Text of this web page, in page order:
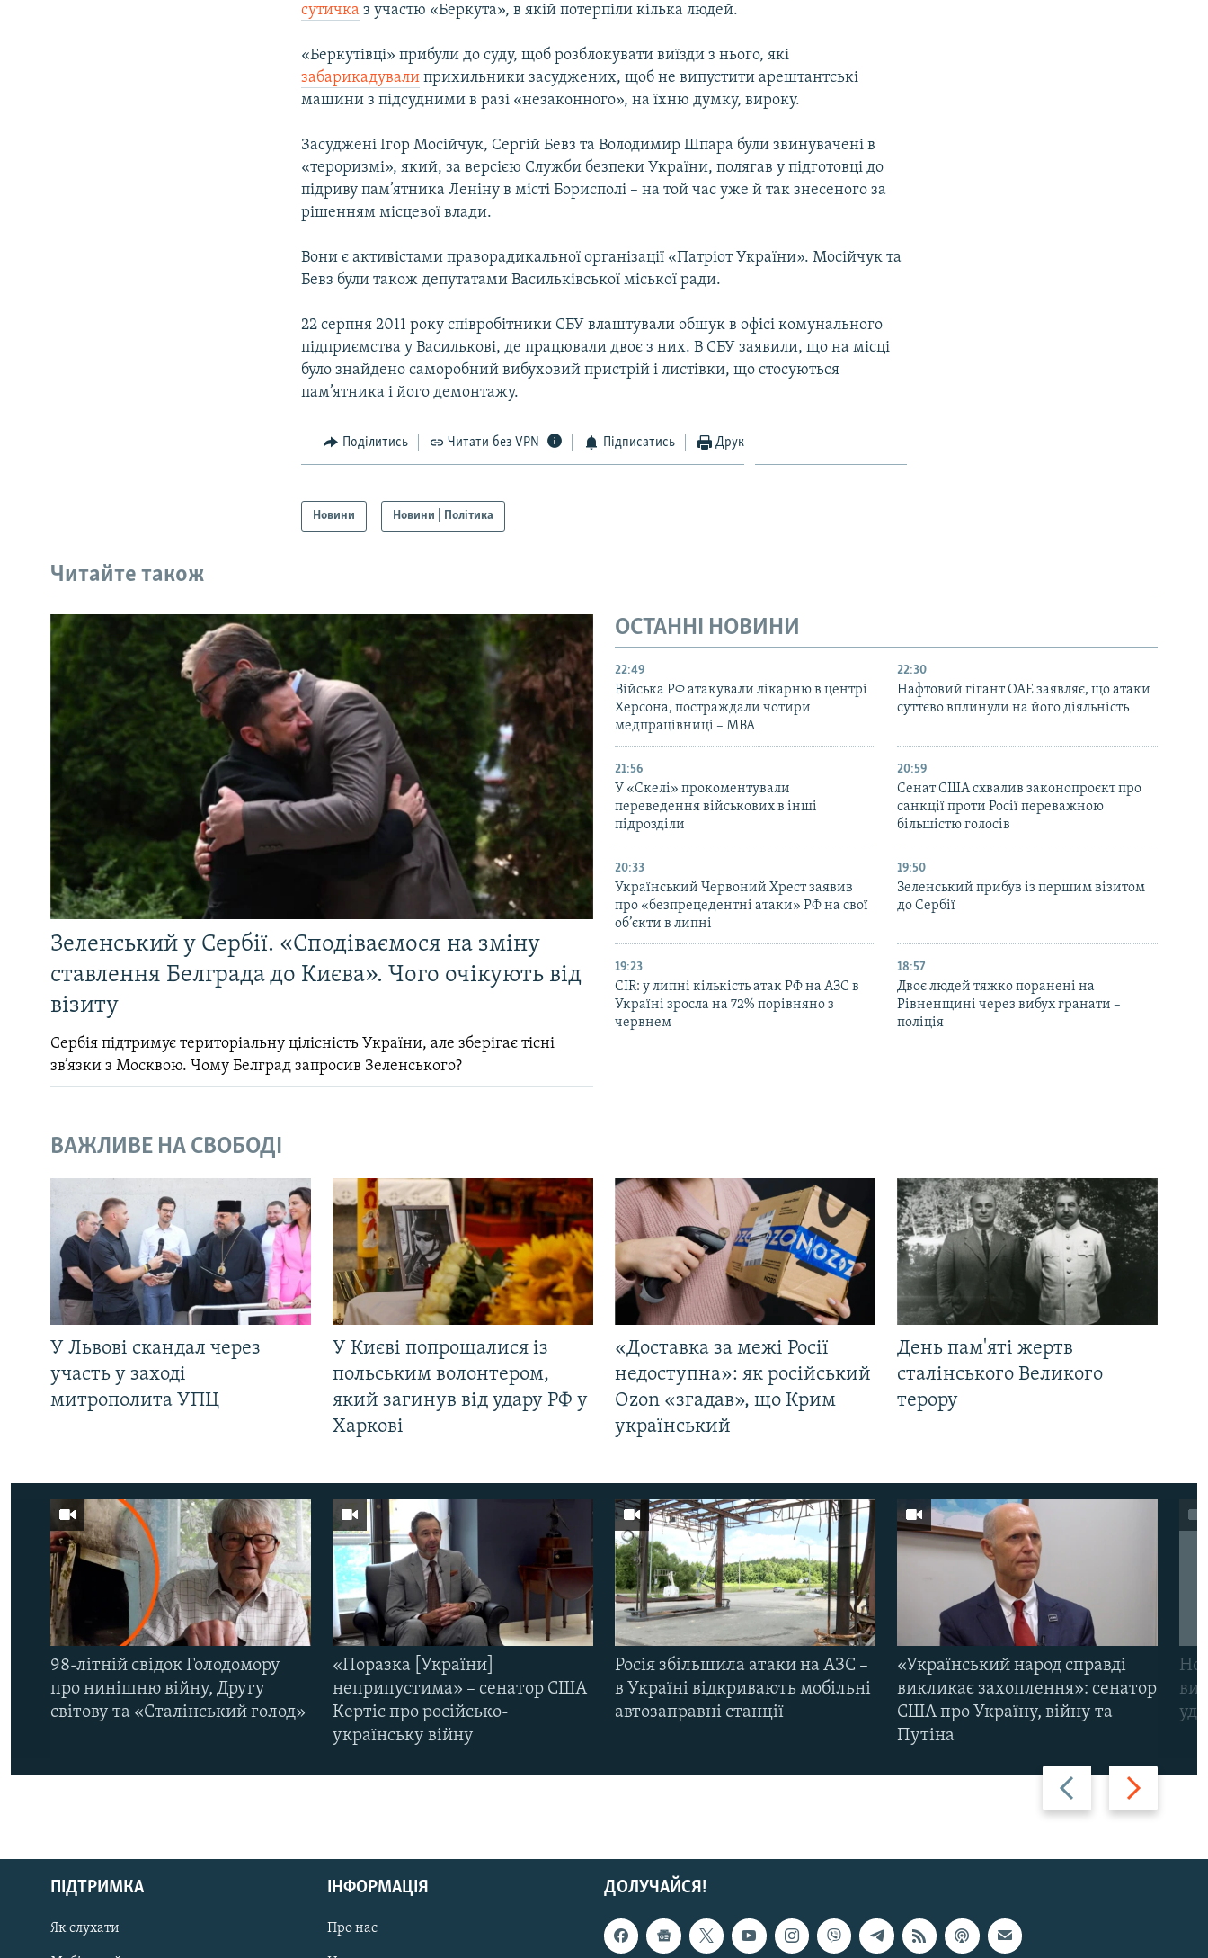
РУС
сутичка з участю «Беркута», в якій потерпіли кілька людей.
«Беркутівці» прибули до суду, щоб розблокувати виїзди з нього, які
забарикадували прихильники засуджених, щоб не випустити арештантські
машини з підсудними в разі «незаконного», на їхню думку, вироку.
Засуджені Ігор Мосійчук, Сергій Бевз та Володимир Шпара були звинувачені в
«тероризмі», який, за версією Служби безпеки України, полягав у підготовці до
підриву пам’ятника Леніну в місті Борисполі – на той час уже й так знесеного за
рішенням місцевої влади.
Вони є активістами праворадикальної організації «Патріот України». Мосійчук та
Бевз були також депутатами Васильківської міської ради.
22 серпня 2011 року співробітники СБУ влаштували обшук в офісі комунального
підприємства у Василькові, де працювали двоє з них. В СБУ заявили, що на місці
було знайдено саморобний вибуховий пристрій і листівки, що стосуються
пам’ятника і його демонтажу.
Поділитись Читати без VPN Підписатись Друк
Новини Новини | Політика
Читайте також
Зеленський у Сербії. «Сподіваємося на зміну
ставлення Белграда до Києва». Чого очікують від
візиту
Сербія підтримує територіальну цілісність України, але зберігає тісні
зв’язки з Москвою. Чому Белград запросив Зеленського?
ОСТАННІ НОВИНИ
22:49
Війська РФ атакували лікарню в центрі
Херсона, постраждали чотири
медпрацівниці – МВА
22:30
Нафтовий гігант ОАЕ заявляє, що атаки
суттєво вплинули на його діяльність
21:56
У «Скелі» прокоментували
переведення військових в інші
підрозділи
20:59
Cенат США схвалив законопроєкт про
санкції проти Росії переважною
більшістю голосів
20:33
Український Червоний Хрест заявив
про «безпрецедентні атаки» РФ на свої
об’єкти в липні
19:50
Зеленський прибув із першим візитом
до Сербії
19:23
CIR: у липні кількість атак РФ на АЗС в
Україні зросла на 72% порівняно з
червнем
18:57
Двоє людей тяжко поранені на
Рівненщині через вибух гранати –
поліція
ВАЖЛИВЕ НА СВОБОДІ
У Львові скандал через
участь у заході
митрополита УПЦ
У Києві попрощалися із
польським волонтером,
який загинув від удару РФ у
Харкові
«Доставка за межі Росії
недоступна»: як російський
Ozon «згадав», що Крим
український
День пам'яті жертв
сталінського Великого
терору
Назад Вперед
98-літній свідок Голодомору
про нинішню війну, Другу
світову та «Сталінський голод»
«Поразка [України]
неприпустима» – сенатор США
Кертіс про російсько-
українську війну
Росія збільшила атаки на АЗС –
в Україні відкривають мобільні
автозаправні станції
«Український народ справді
викликає захоплення»: сенатор
США про Україну, війну та
Путіна
ДОЛУЧАЙСЯ!
ПІДТРИМКА
Як слухати
ІНФОРМАЦІЯ
Про нас